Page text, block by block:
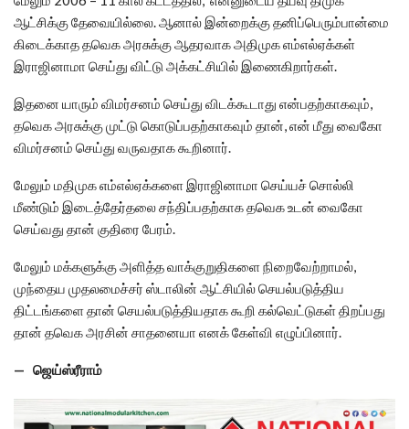
ஆட்சிக்கு தேவையில்லை. ஆனால் இன்றைக்கு தனிப்பெரும்பான்மை
கிடைக்காத தவெக அரசுக்கு ஆதரவாக அதிமுக எம்எல்ஏக்கள்
இராஜினாமா செய்து விட்டு அக்கட்சியில் இணைகிறார்கள்.
இதனை யாரும் விமர்சனம் செய்து விடக்கூடாது என்பதற்காகவும்,
தவெக அரசுக்கு முட்டு கொடுப்பதற்காகவும் தான், என் மீது வைகோ
விமர்சனம் செய்து வருவதாக கூறினார்.
மேலும் மதிமுக எம்எல்ஏக்களை இராஜினாமா செய்யச் சொல்லி
மீண்டும் இடைத்தேர்தலை சந்திப்பதற்காக தவெக உடன் வைகோ
செய்வது தான் குதிரை பேரம்.
மேலும் மக்களுக்கு அளித்த வாக்குறுதிகளை நிறைவேற்றாமல்,
முந்தைய முதலமைச்சர் ஸ்டாலின் ஆட்சியில் செயல்படுத்திய
திட்டங்களை தான் செயல்படுத்தியதாக கூறி கல்வெட்டுகள் திறப்பது
தான் தவெக அரசின் சாதனையா எனக் கேள்வி எழுப்பினார்.
— ஜெய்ஸ்ரீராம்